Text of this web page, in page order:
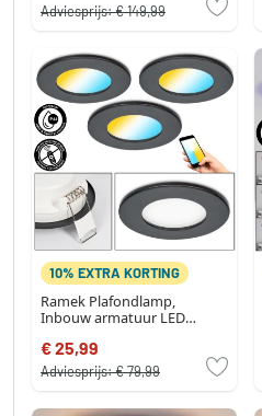
Adviesprijs:€ 149,99
10% EXTRA KORTING
Ramek Plafondlamp,
Inbouw armatuur LED
€ 25,99
Adviesprijs:€ 79,99